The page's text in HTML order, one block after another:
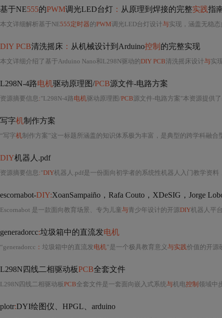
基于NE555的PWM调光LED台灯 ： 从原理到焊接的完整实践指
本文详细解析基于NE555定时器的PWM调光LED台灯设计与实现，涵盖无稳态多谐振荡器原理、占空比调节机制、
DIY PCB清洗摇床 ： 从机械设计到Arduino控制 的完整实现
本文详细介绍了基于Arduino Nano和L298N驱动的DIY PCB清洗摇床设计与实
L298N-4路电机驱动原理图/PCB源文件-电路方案
资源摘要信息:"L298N-4路电机驱动原理图/PCB源文件-电路方案"本资源提供
写字机制作方案
“写字机制作方案”这一标题所涵盖的知识体系极为丰富，是典型的跨学科融合型工程项目，深
DIY机器人.pdf
资源摘要信息:"DIY机器人.pdf是一份面向初学者的系统性机器人入门教学资料，由博乐科技（Boole-Tech）
escornabot-DIY:XoanSampaiño，Rafa Couto，XDeSIG，Jorge LoboMartínez和
Escornabot 是一款面向教育场景、专为儿童与青少年设计的开源DIY机器人平台，由西班牙教育技术社区（以Xoan
generadorcc:垃圾箱中的直流发电机
“generadorcc ： 垃圾箱中的直流发电机”是一个极具教育意义与实践价值的开源硬
L298N四线二相驱动板PCB全套文件
L298N四线二相驱动板PCB全套文件是一套面向嵌入式系统与机电控制 领域中
plotr:DYI绘图仪、HPGL、arduino